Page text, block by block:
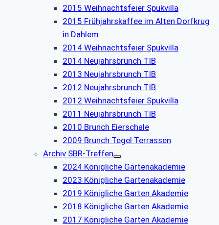
2015 Weihnachtsfeier Spukvilla
2015 Frühjahrskaffee im Alten Dorfkrug
in Dahlem
2014 Weihnachtsfeier Spukvilla
2014 Neujahrsbrunch TIB
2013 Neujahrsbrunch TIB
2012 Neujahrsbrunch TIB
2012 Weihnachtsfeier Spukvilla
2011 Neujahrsbrunch TIB
2010 Brunch Eierschale
2009 Brunch Tegel Terrassen
Archiv SBR-Treffen
2024 Königliche Gartenakademie
2023 Königliche Gartenakademie
2019 Königliche Garten Akademie
2018 Königliche Garten Akademie
2017 Königliche Garten Akademie